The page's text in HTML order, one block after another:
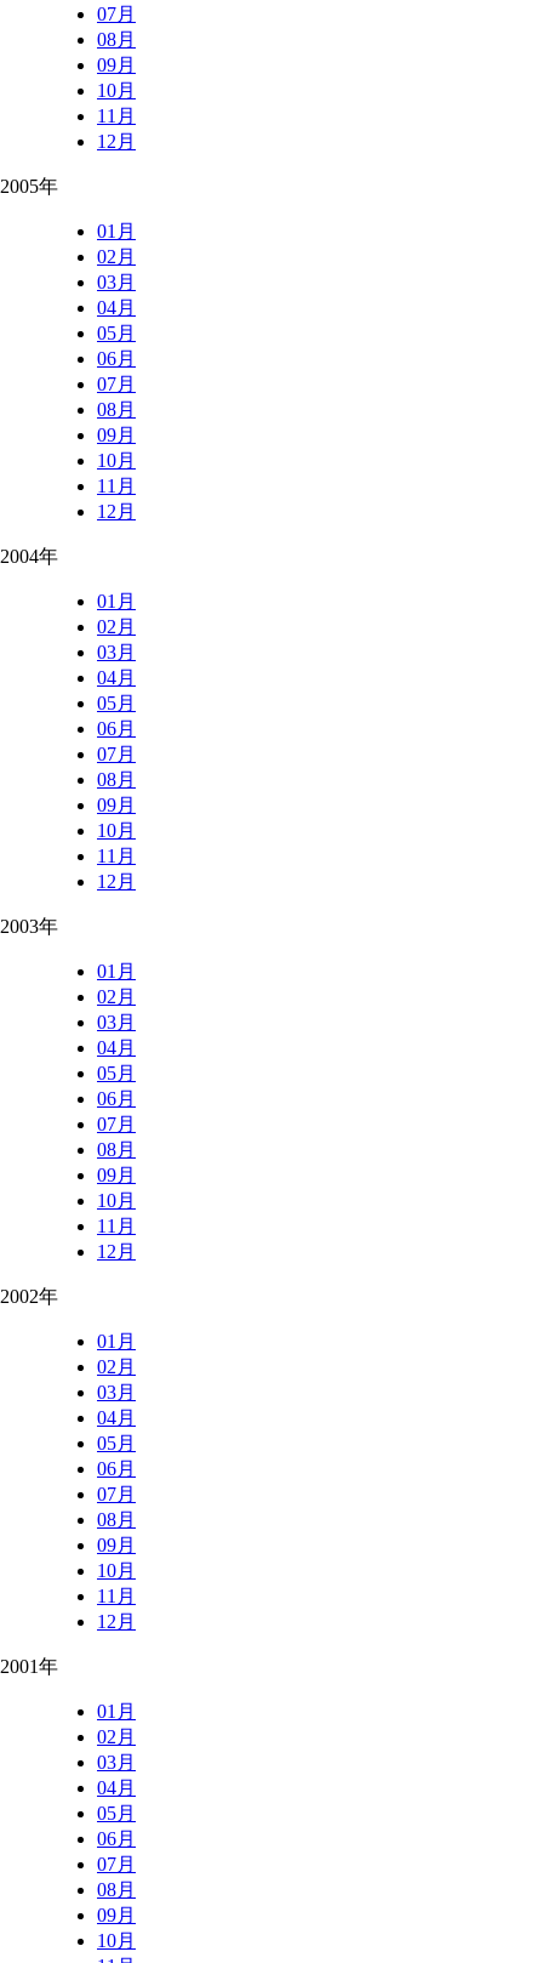
07月
08月
09月
10月
11月
12月
2005年
01月
02月
03月
04月
05月
06月
07月
08月
09月
10月
11月
12月
2004年
01月
02月
03月
04月
05月
06月
07月
08月
09月
10月
11月
12月
2003年
01月
02月
03月
04月
05月
06月
07月
08月
09月
10月
11月
12月
2002年
01月
02月
03月
04月
05月
06月
07月
08月
09月
10月
11月
12月
2001年
01月
02月
03月
04月
05月
06月
07月
08月
09月
10月